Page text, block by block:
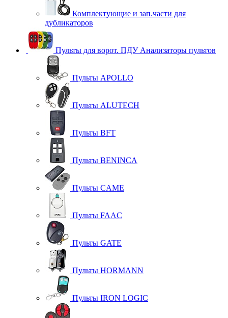
Комплектующие и зап.части для
дубликаторов
Пульты для ворот. ПДУ Анализаторы пультов
Пульты APOLLO
Пульты ALUTECH
Пульты BFT
Пульты BENINCA
Пульты CAME
Пульты FAAC
Пульты GATE
Пульты HORMANN
Пульты IRON LOGIC